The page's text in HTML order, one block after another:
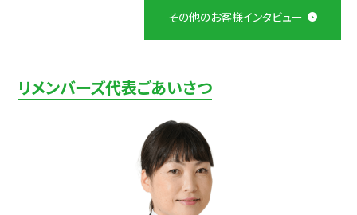
その他のお客様インタビュー
リメンバーズ代表ごあいさつ